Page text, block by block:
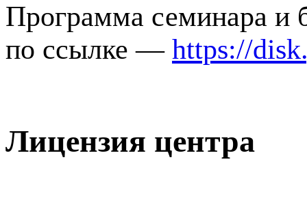
Программа семинара и
по ссылке — https://
Лицензия центра